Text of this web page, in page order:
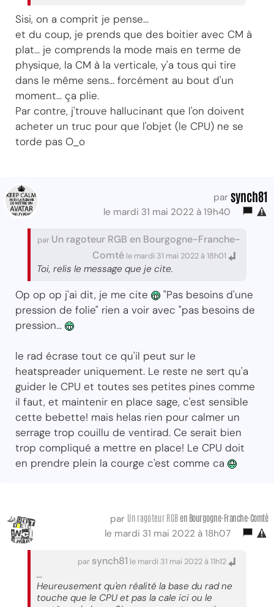
Sisi, on a comprit je pense...
et du coup, je prends que des boitier avec CM à
plat... je comprends la mode mais en terme de
physique, la CM à la verticale, y'a tous qui tire
dans le même sens... forcément au bout d'un
moment... ça plie.
Par contre, j'trouve hallucinant que l'on doivent
acheter un truc pour que l'objet (le CPU) ne se
torde pas O_o
par synch81
le mardi 31 mai 2022 à 19h40
par Un ragoteur RGB en Bourgogne-Franche-
Comté le mardi 31 mai 2022 à 18h01
Toi, relis le message que je cite.
Op op op j'ai dit, je me cite
"Pas besoins d'une
pression de folie" rien a voir avec "pas besoins de
pression...
le rad écrase tout ce qu'il peut sur le
heatspreader uniquement. Le reste ne sert qu'a
guider le CPU et toutes ses petites pines comme
il faut, et maintenir en place sage, c'est sensible
cette bebette! mais helas rien pour calmer un
serrage trop couillu de ventirad. Ce serait bien
trop compliqué a mettre en place! Le CPU doit
en prendre plein la courge c'est comme ca
par Un ragoteur RGB en Bourgogne-Franche-Comté
le mardi 31 mai 2022 à 18h07
par synch81 le mardi 31 mai 2022 à 11h12
...
Heureusement qu'en réalité la base du rad ne
touche que le CPU et pas la cale ici ou le